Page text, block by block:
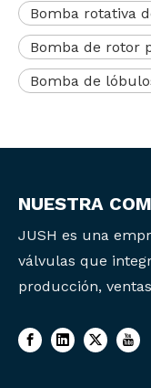
Bomba rotativa
Bomba de rotor
Bomba de
NUESTRA
JUSH es una
válvulas que
producción,